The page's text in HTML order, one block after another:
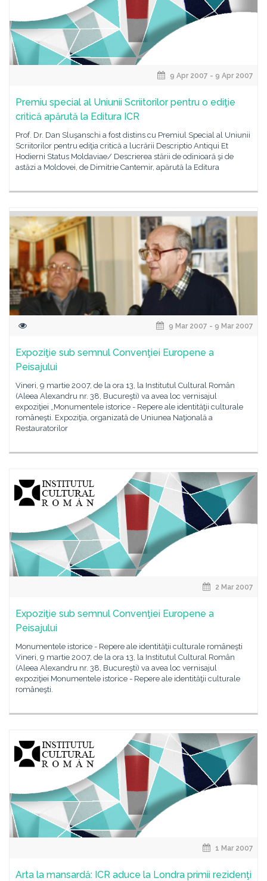
9 Apr 2007 - 9 Apr 2007
Premiu special al Uniunii Scriitorilor pentru o ediţie
critică apărută la Editura ICR
Prof. Dr. Dan Sluşanschi a fost distins cu Premiul Special al Uniunii
Scriitorilor pentru ediţia critică a lucrării Descriptio Antiqui Et
Hodierni Status Moldaviae/ Descrierea stării de odinioară şi de
astăzi a Moldovei, de Dimitrie Cantemir, apărută la Editura
9 Mar 2007 - 9 Mar 2007
Expoziţie sub semnul Convenţiei Europene a
Peisajului
Vineri, 9 martie 2007, de la ora 13, la Institutul Cultural Român
(Aleea Alexandru nr. 38, Bucureşti) va avea loc vernisajul
expoziţiei „Monumentele istorice - Repere ale identităţii culturale
româneşti. Expoziţia, organizată de Uniunea Naţională a
Restauratorilor
2 Mar 2007
Expoziţie sub semnul Convenţiei Europene a
Peisajului
Monumentele istorice - Repere ale identităţii culturale româneşti
Vineri, 9 martie 2007, de la ora 13, la Institutul Cultural Român
(Aleea Alexandru nr. 38, Bucureşti) va avea loc vernisajul
expoziţiei Monumentele istorice - Repere ale identităţii culturale
româneşti.
1 Mar 2007
Arta la mansardă: ICR aduce la Londra primii rezidenţi